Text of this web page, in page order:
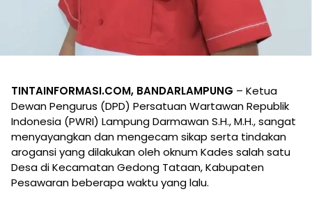
TINTAINFORMASI.COM, BANDARLAMPUNG – Ketua
Dewan Pengurus (DPD) Persatuan Wartawan Republik
Indonesia (PWRI) Lampung Darmawan S.H., M.H., sangat
menyayangkan dan mengecam sikap serta tindakan
arogansi yang dilakukan oleh oknum Kades salah satu
Desa di Kecamatan Gedong Tataan, Kabupaten
Pesawaran beberapa waktu yang lalu.